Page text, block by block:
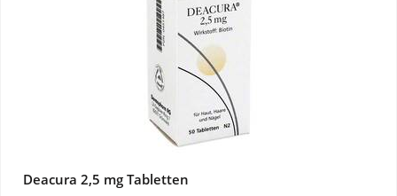
Deacura 2,5 mg Tabletten